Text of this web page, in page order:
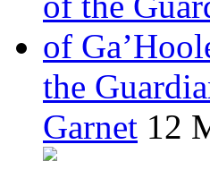
the
Garnet 12